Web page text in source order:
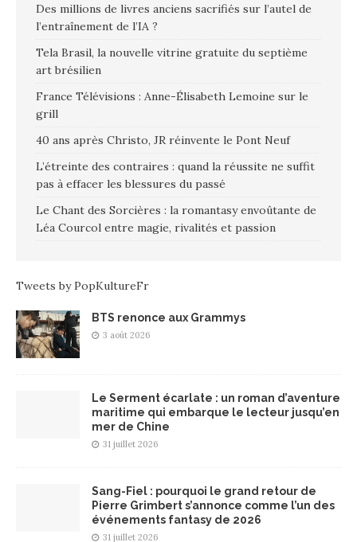
Des millions de livres anciens sacrifiés sur l’autel de
l’entraînement de l’IA ?
Tela Brasil, la nouvelle vitrine gratuite du septième
art brésilien
France Télévisions : Anne-Élisabeth Lemoine sur le
grill
40 ans après Christo, JR réinvente le Pont Neuf
L’étreinte des contraires : quand la réussite ne suffit
pas à effacer les blessures du passé
Le Chant des Sorcières : la romantasy envoûtante de
Léa Courcol entre magie, rivalités et passion
Tweets by PopKultureFr
BTS renonce aux Grammys
3 août 2026
Le Serment écarlate : un roman d’aventure
maritime qui embarque le lecteur jusqu’en
mer de Chine
31 juillet 2026
Sang-Fiel : pourquoi le grand retour de
Pierre Grimbert s’annonce comme l’un des
événements fantasy de 2026
31 juillet 2026